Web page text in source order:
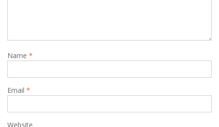
Name *
Email *
Website